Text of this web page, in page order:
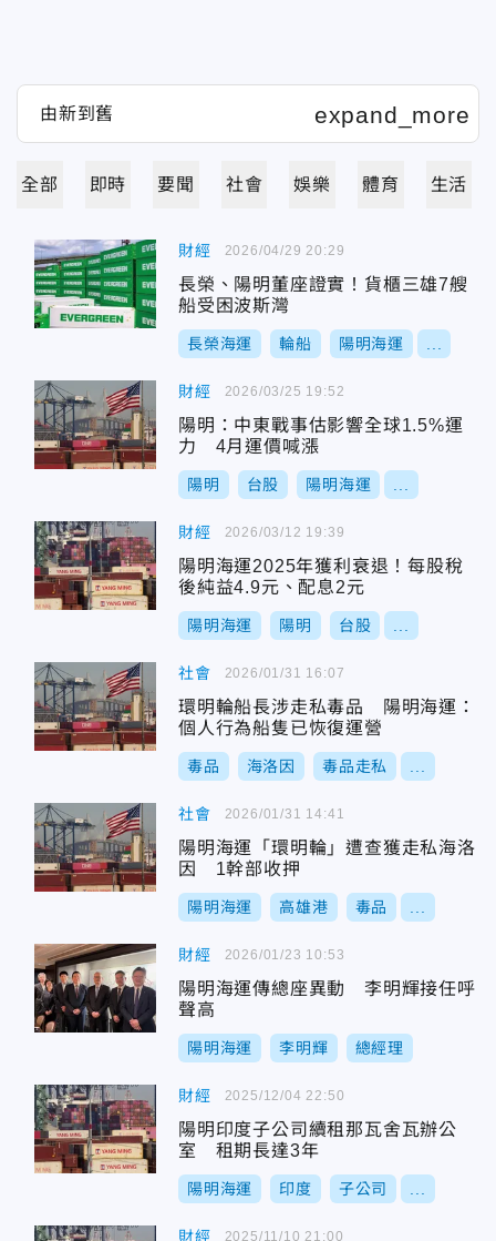
全部 即時 要聞 社會 娛樂 體育 生活
財經
長榮、陽明董座證實！貨櫃三雄7艘
船受困波斯灣
長榮海運 輪船 陽明海運
2026/04/29 20:29
財經
陽明：中東戰事估影響全球1.5%運
力 4月運價喊漲
陽明 台股 陽明海運
2026/03/25 19:52
財經
陽明海運2025年獲利衰退！每股稅
後純益4.9元、配息2元
陽明海運 陽明 台股
2026/03/12 19:39
社會
環明輪船長涉走私毒品 陽明海運：
個人行為船隻已恢復運營
毒品 海洛因 毒品走私
2026/01/31 16:07
社會
陽明海運「環明輪」遭查獲走私海洛
因 1幹部收押
陽明海運 高雄港 毒品
2026/01/31 14:41
財經
陽明海運傳總座異動 李明輝接任呼
聲高
陽明海運 李明輝 總經理
2026/01/23 10:53
財經
陽明印度子公司續租那瓦舍瓦辦公
室 租期長達3年
陽明海運 印度 子公司
2025/12/04 22:50
財經 2025/11/10 21:00